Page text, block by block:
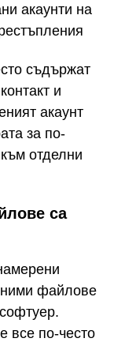
акаунти на
съдържат
и
акаунт
за по-
отделни
са
файлове
все по-често